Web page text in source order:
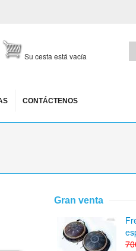
Su cesta está vacía
CONTÁCTENOS
Gran venta